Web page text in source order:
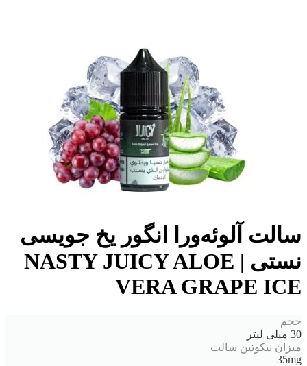
سالت آلوئه‌ورا انگور یخ جویسی
نستی | NASTY JUICY ALOE
VERA GRAPE ICE
حجم
30 میلی لیتر
میزان نیکوتین سالت
35mg